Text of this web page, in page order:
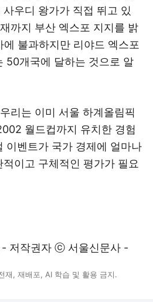
우디 왕가가 직접 뛰고 있
까지 부산 엑스포 지지를 밝
불과하지만 리야드 엑스포
50개국에 달하는 것으로 알
리는 이미 서울 하계올림픽
월드컵까지 유치한 경험
이벤트가 국가 경제에 얼마나
이고 구체적인 평가가 필요
- 저작권자 ⓒ 서울신문사 -
, 재배포, AI 학습 및 활용 금지.